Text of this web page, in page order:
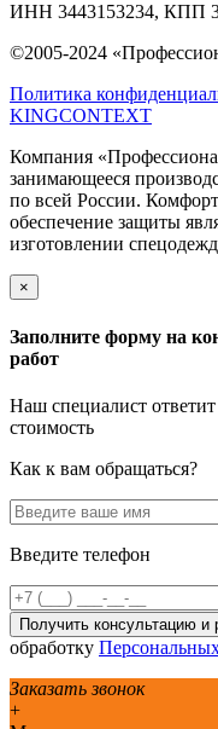
ИНН 3443153234, КПП
©2005-2024
Политика
KINGCONTEXT
Компания
занимающееся
по всей России.
обеспечение защиты
изготовлении
×
Заполните форму на
работ
Наш специалист
стоимость
Как к вам обращаться?
Введите телефон
обработку
Заказать звонок
+